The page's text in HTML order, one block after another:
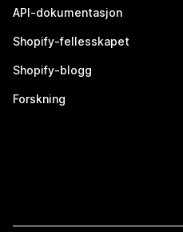
API-dokumentasjon
Shopify-fellesskapet
Shopify-blogg
Forskning